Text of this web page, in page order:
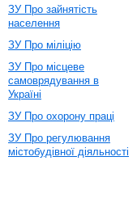
ЗУ Про зайнятість
населення
ЗУ Про міліцію
ЗУ Про місцеве
самоврядування в
Україні
ЗУ Про охорону праці
ЗУ Про регулювання
містобудівної діяльності